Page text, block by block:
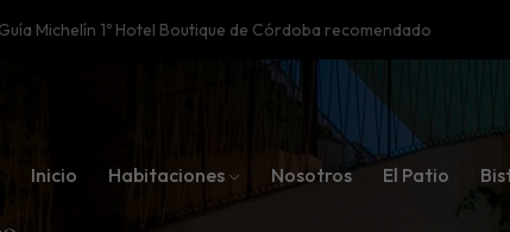
Michelín 1º Hotel Boutique de Córdoba recomendado
Inicio Habitaciones Nosotros El Patio